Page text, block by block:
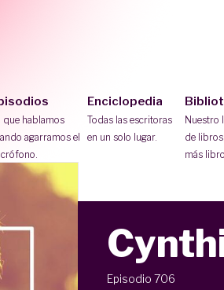
que hablamos
agarramos el
Enciclopedia
Todas las escritoras
en un solo lugar.
Nuestro
de
más
Episodio 706